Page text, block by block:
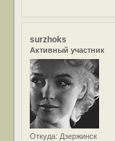
surzhoks
Активный участник
Откуда: Дзержинск